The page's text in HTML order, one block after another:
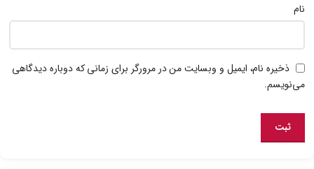
نام
ذخیره نام، ایمیل و وبسایت من در مرورگر برای زمانی که دوباره دیدگاهی
می‌نویسم.